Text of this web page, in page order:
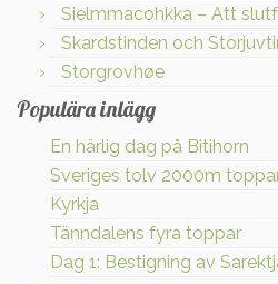
Sielmmacohkka – Att
Skardstinden och
Storgrovhøe
Populära inlägg
En härlig dag på Bitihorn
Sveriges tolv 2000m
Kyrkja
Tänndalens fyra toppar
Dag 1: Bestigning av